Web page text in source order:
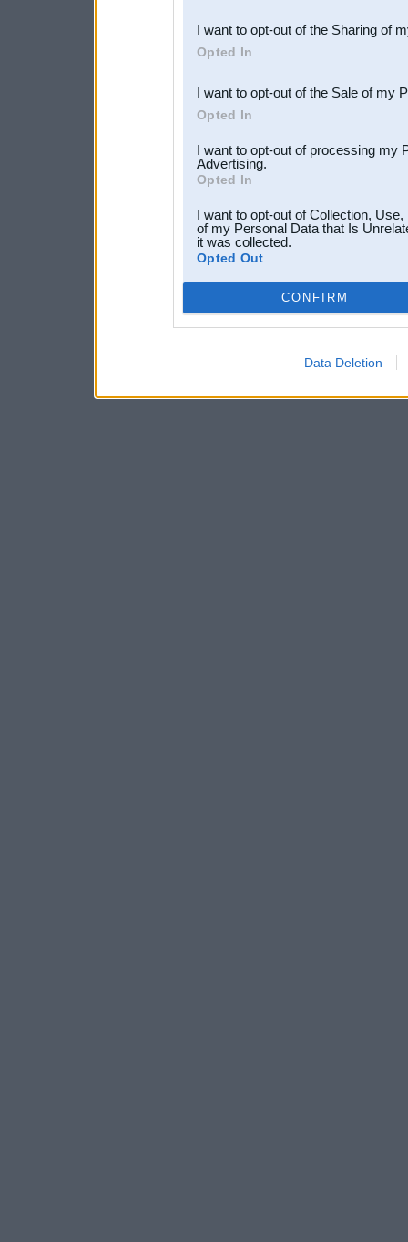
Downstream Participants
third parties.
I want to opt-out of the Sharing of
Opted In
I want to opt-out of the Sale of my
Opted In
I want to opt-out of processing my
Advertising.
Opted In
I want to opt-out of Collection,
of my Personal Data that Is
it was collected.
Opted Out
CONFIRM
Data Deletion